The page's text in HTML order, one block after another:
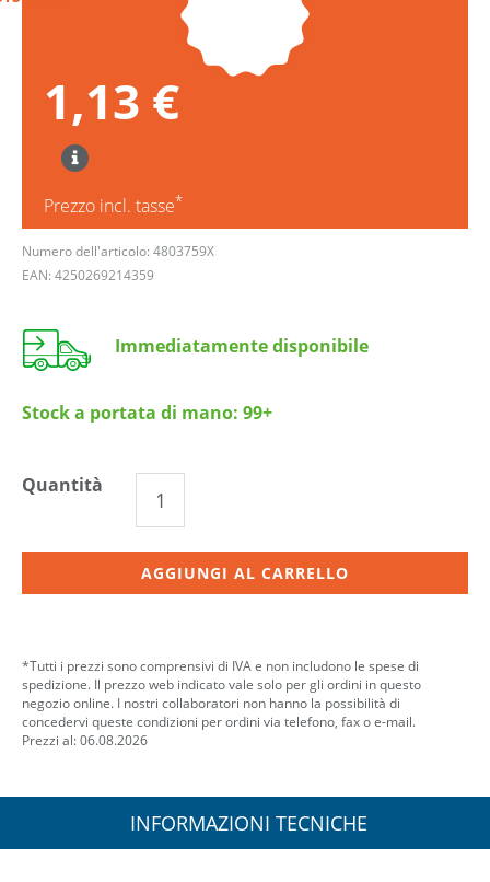
1,13 €
Prezzo incl. tasse*
Numero dell'articolo: 4803759X
EAN: 4250269214359
Immediatamente disponibile
Stock a portata di mano: 99+
Quantità
AGGIUNGI AL CARRELLO
*Tutti i prezzi sono comprensivi di IVA e non includono le spese di
spedizione. Il prezzo web indicato vale solo per gli ordini in questo
negozio online. I nostri collaboratori non hanno la possibilità di
concedervi queste condizioni per ordini via telefono, fax o e-mail.
Prezzi al: 06.08.2026
INFORMAZIONI TECNICHE